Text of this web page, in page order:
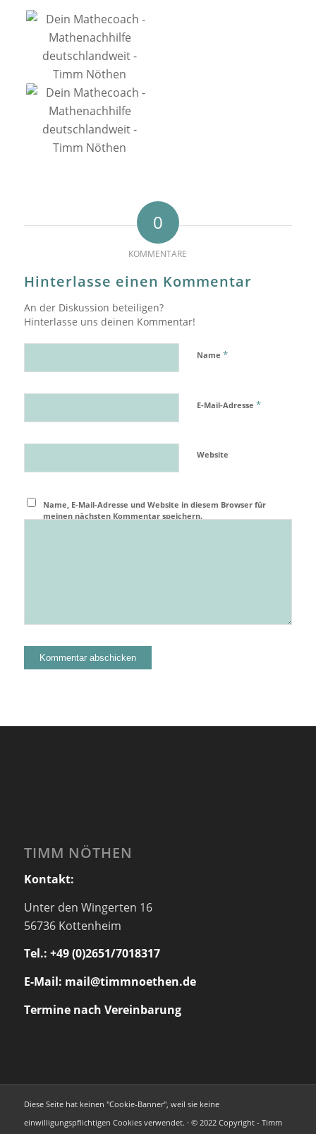
0
KOMMENTARE
Hinterlasse einen Kommentar
An der Diskussion beteiligen?
Hinterlasse uns deinen Kommentar!
Name *
E-Mail-Adresse *
Website
Name, E-Mail-Adresse und Website in diesem Browser für
meinen nächsten Kommentar speichern.
TIMM NÖTHEN
Kontakt:
Unter den Wingerten 16
56736 Kottenheim
Tel.: +49 (0)2651/7018317
E-Mail: mail@timmnoethen.de
Termine nach Vereinbarung
Diese Seite hat keinen "Cookie-Banner", weil sie keine
einwilligungspflichtigen Cookies verwendet. · © 2022 Copyright - Timm